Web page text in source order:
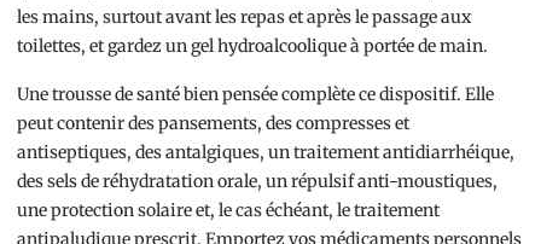
les mains, surtout avant les repas et après le passage aux
toilettes, et gardez un gel hydroalcoolique à portée de main.
Une trousse de santé bien pensée complète ce dispositif. Elle
peut contenir des pansements, des compresses et
antiseptiques, des antalgiques, un traitement antidiarrhéique,
des sels de réhydratation orale, un répulsif anti-moustiques,
une protection solaire et, le cas échéant, le traitement
antipaludique prescrit. Emportez vos médicaments personnels